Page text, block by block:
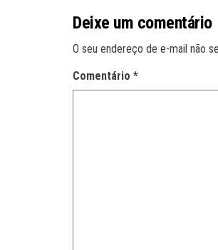
Deixe um comentário
O seu endereço de e-mail não
Comentário *